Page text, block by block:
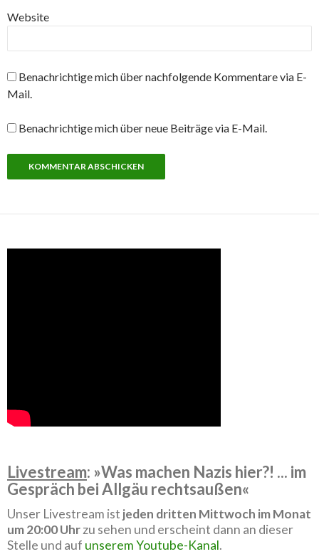
Website
Benachrichtige mich über nachfolgende Kommentare via E-
Mail.
Benachrichtige mich über neue Beiträge via E-Mail.
Livestream: »Was machen Nazis hier?! ... im
Gespräch bei Allgäu rechtsaußen«
Unser Livestream ist jeden dritten Mittwoch im Monat
um 20:00 Uhrzu sehen und erscheint dann an dieser
Stelle und auf unserem Youtube-Kanal.